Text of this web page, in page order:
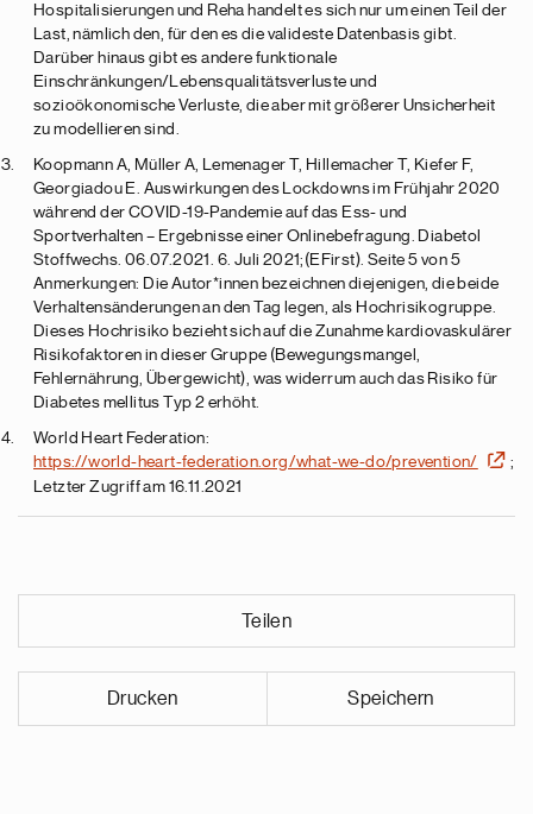
Hospitalisierungen und Reha handelt es sich nur um einen Teil der
Last, nämlich den, für den es die valideste Datenbasis gibt.
Darüber hinaus gibt es andere funktionale
Einschränkungen/Lebensqualitätsverluste und
sozioökonomische Verluste, die aber mit größerer Unsicherheit
zu modellieren sind.
Koopmann A, Müller A, Lemenager T, Hillemacher T, Kiefer F,
Georgiadou E. Auswirkungen des Lockdowns im Frühjahr 2020
während der COVID-19-Pandemie auf das Ess- und
Sportverhalten – Ergebnisse einer Onlinebefragung. Diabetol
Stoffwechs. 06.07.2021. 6. Juli 2021;(EFirst). Seite 5 von 5
Anmerkungen: Die Autor*innen bezeichnen diejenigen, die beide
Verhaltensänderungen an den Tag legen, als Hochrisikogruppe.
Dieses Hochrisiko bezieht sich auf die Zunahme kardiovaskulärer
Risikofaktoren in dieser Gruppe (Bewegungsmangel,
Fehlernährung, Übergewicht), was widerrum auch das Risiko für
Diabetes mellitus Typ 2 erhöht.
World Heart Federation:
https://world-heart-federation.org/what-we-do/prevention/
;
Letzter Zugriff am 16.11.2021
Teilen
Drucken Speichern